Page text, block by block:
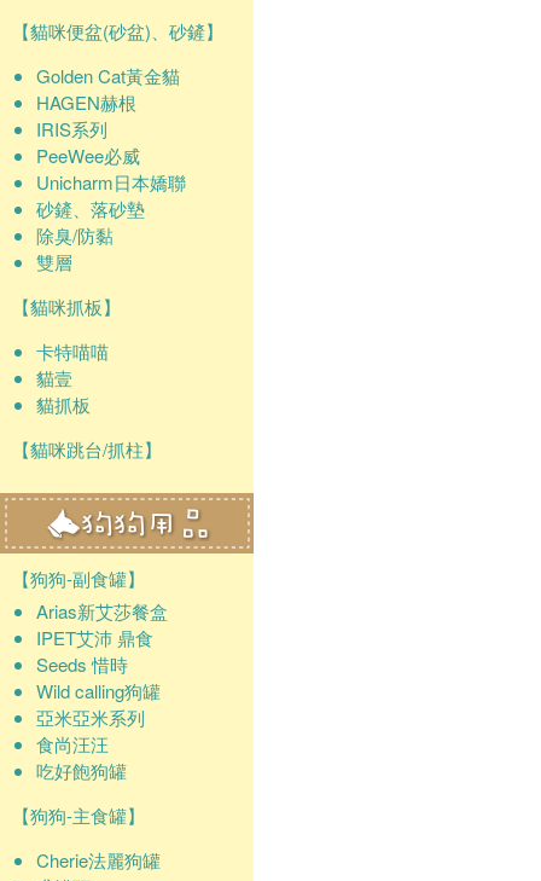
【貓咪便盆(砂盆)、砂鏟】
Golden Cat黃金貓
HAGEN赫根
IRIS系列
PeeWee必威
Unicharm日本嬌聯
砂鏟、落砂墊
除臭/防黏
雙層
【貓咪抓板】
卡特喵喵
貓壹
貓抓板
【貓咪跳台/抓柱】
【狗狗-副食罐】
Arias新艾莎餐盒
IPET艾沛 鼎食
Seeds 惜時
Wild calling狗罐
亞米亞米系列
食尚汪汪
吃好飽狗罐
【狗狗-主食罐】
Cherie法麗狗罐